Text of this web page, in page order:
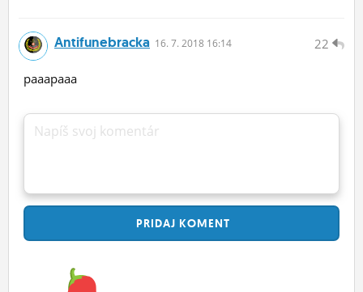
22
Antifunebracka 16. 7. 2018 16:14
paaapaaa
Napíš svoj komentár
PRIDAJ KOMENT